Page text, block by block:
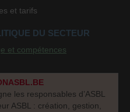
et tarifs
DU SECTEUR
et compétences
les responsables d’ASBL
ASBL : création, gestion,